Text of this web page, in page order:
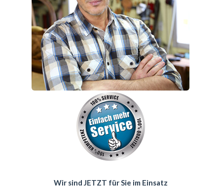
Wir sind JETZT für Sie im Einsatz